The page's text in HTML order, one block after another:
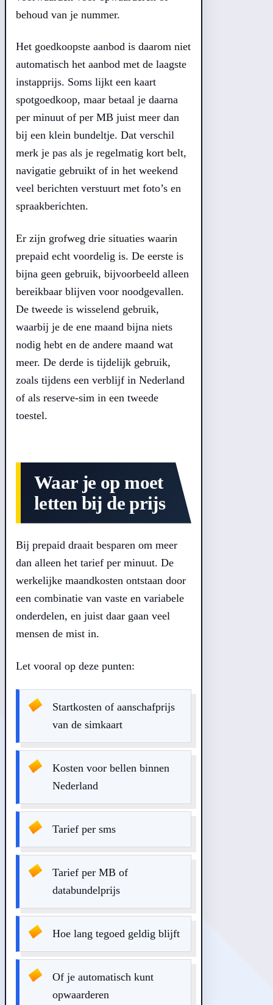
behoud van je nummer.
Het goedkoopste aanbod is daarom niet
automatisch het aanbod met de laagste
instapprijs. Soms lijkt een kaart
spotgoedkoop, maar betaal je daarna
per minuut of per MB juist meer dan
bij een klein bundeltje. Dat verschil
merk je pas als je regelmatig kort belt,
navigatie gebruikt of in het weekend
veel berichten verstuurt met foto’s en
spraakberichten.
Er zijn grofweg drie situaties waarin
prepaid echt voordelig is. De eerste is
bijna geen gebruik, bijvoorbeeld alleen
bereikbaar blijven voor noodgevallen.
De tweede is wisselend gebruik,
waarbij je de ene maand bijna niets
nodig hebt en de andere maand wat
meer. De derde is tijdelijk gebruik,
zoals tijdens een verblijf in Nederland
of als reserve-sim in een tweede
toestel.
Waar je op moet
letten bij de prijs
Bij prepaid draait besparen om meer
dan alleen het tarief per minuut. De
werkelijke maandkosten ontstaan door
een combinatie van vaste en variabele
onderdelen, en juist daar gaan veel
mensen de mist in.
Let vooral op deze punten:
Startkosten of aanschafprijs
van de simkaart
Kosten voor bellen binnen
Nederland
Tarief per sms
Tarief per MB of
databundelprijs
Hoe lang tegoed geldig blijft
Of je automatisch kunt
opwaarderen